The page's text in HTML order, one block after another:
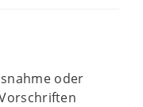
oder